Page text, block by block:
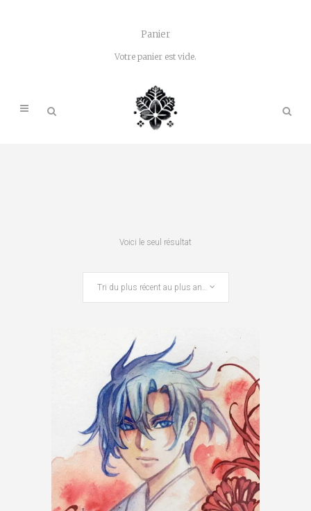
Panier
Votre panier est vide.
Voici le seul résultat
Tri du plus récent au plus ancien